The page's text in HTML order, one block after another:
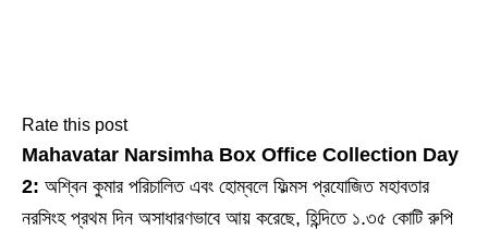
Rate this post
Mahavatar Narsimha Box Office Collection Day
2: অশ্বিন কুমার পরিচালিত এবং হোম্বলে ফিল্মস প্রযোজিত মহাবতার
নরসিংহ প্রথম দিন অসাধারণভাবে আয় করেছে, হিন্দিতে ১.৩৫ কোটি রুপি